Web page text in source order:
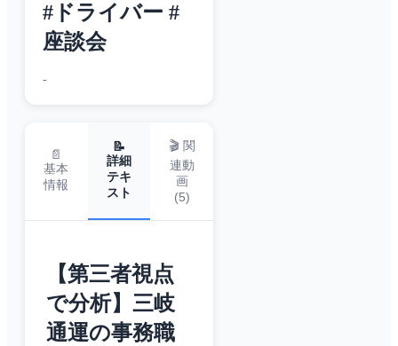
#ドライバー #
座談会
-
📄
基本
情報
📝
詳細
テキ
スト
🎬 関
連動
画
(5)
【第三者視点
で分析】三岐
通運の事務職